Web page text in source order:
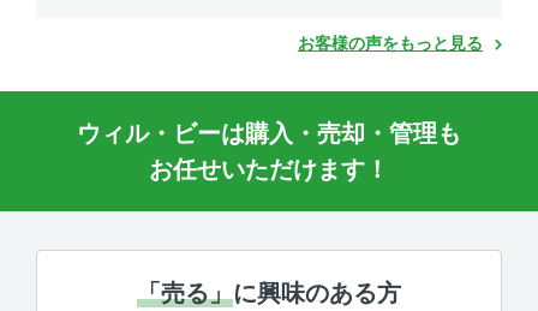
お客様の声をもっと見る
ウィル・ビーは購入・売却・管理も
お任せいただけます！
「売る」に興味のある方